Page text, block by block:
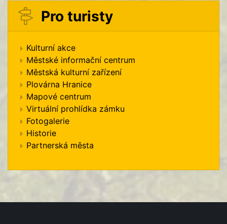
Pro turisty
Kulturní akce
Městské informační centrum
Městská kulturní zařízení
Plovárna Hranice
Mapové centrum
Virtuální prohlídka zámku
Fotogalerie
Historie
Partnerská města